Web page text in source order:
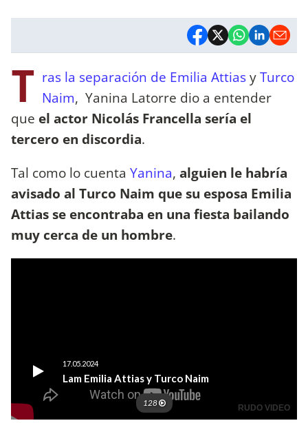
T ras la separación de Emilia AttiasyTurco
Naim, Yanina Latorre dio a entender
que el actor Nicolás Francella sería el
tercero en discordia.
Tal como lo cuenta Yanina, alguien le habría
avisado al Turco Naim que su esposa Emilia
Attias se encontraba en una fiesta bailando
muy cerca de un hombre.